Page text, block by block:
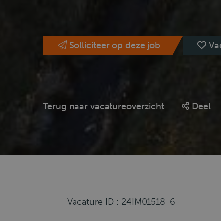
Solliciteer op deze job
Terug naar vacatureoverzicht Deel
Vacature ID : 24IM01518-6